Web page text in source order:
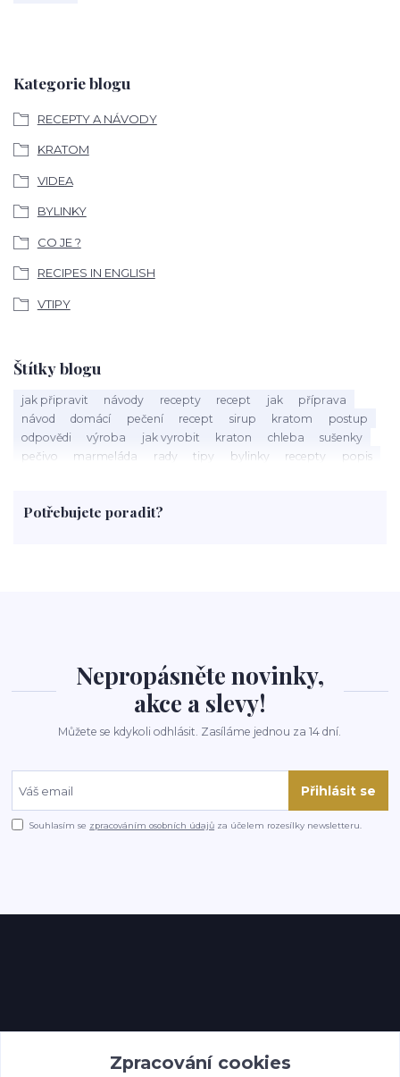
Kategorie blogu
RECEPTY A NÁVODY
KRATOM
VIDEA
BYLINKY
CO JE ?
RECIPES IN ENGLISH
VTIPY
Štítky blogu
jak připravit návody recepty recept jak
příprava
návod
domácí pečení recept sirup kratom
postup
odpovědi
výroba jak vyrobit kraton chleba
sušenky
pečivo
marmeláda rady tipy bylinky recepty
popis
rohlíky
grilování čaj
Potřebujete poradit?
Nepropásněte novinky,
akce a slevy!
Můžete se kdykoli odhlásit. Zasíláme jednou za 14 dní.
Přihlásit se
Souhlasím se zpracováním osobních údajů za účelem rozesílky newsletteru.
Zpracování cookies